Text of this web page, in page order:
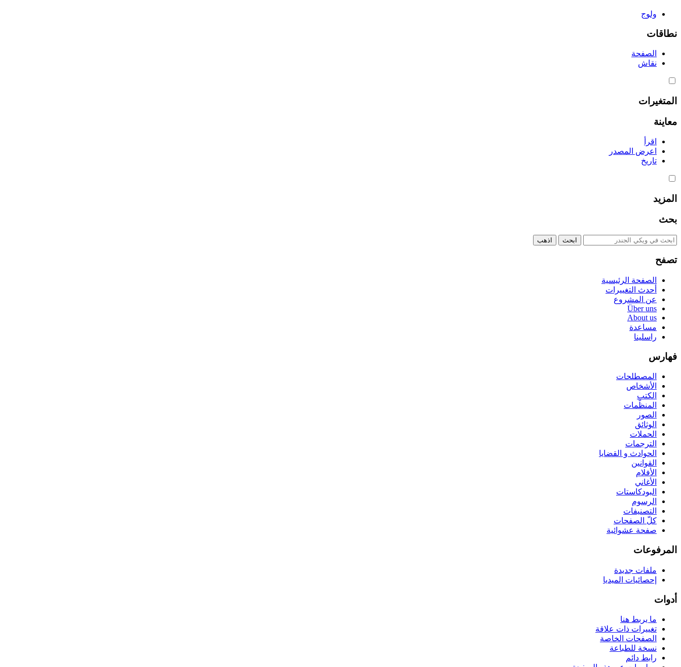
ولوج
نطاقات
الصفحة
نقاش
المتغيرات
معاينة
اقرأ
اعرض المصدر
تاريخ
المزيد
بحث
تصفح
الصفحة الرئيسية
أحدث التغييرات
عن المشروع
Über uns
About us
مساعدة
راسلينا
فهارس
المصطلحات
الأشخاص
الكتب
المنظّمات
الصور
الوثائق
الحملات
الترجمات
الحوادث و القضايا
القوانين
الأفلام
الأغاني
البودكاستات
الرسوم
التصنيفات
كلّ الصفحات
صفحة عشوائية
المرفوعات
ملفات جديدة
إحصائيات الميديا
أدوات
ما يربط هنا
تغييرات ذات علاقة
الصفحات الخاصة
نسخة للطباعة
رابط دائم